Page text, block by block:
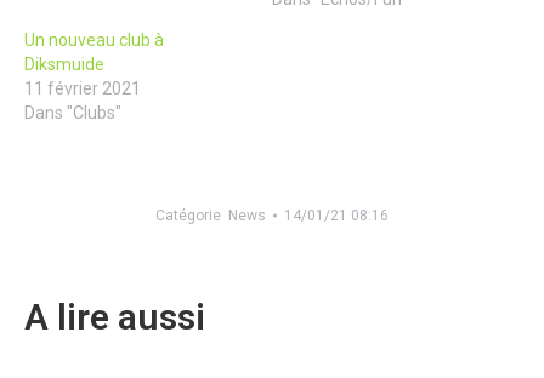
Un nouveau club à
Diksmuide
11 février 2021
Dans "Clubs"
Catégorie News 14/01/21 08:16
A lire aussi